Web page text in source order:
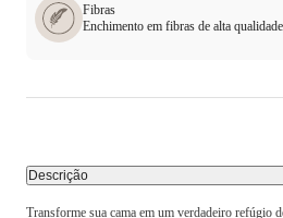
Fibras
Enchimento em fibras de alta qualidade
Descrição
Transforme sua cama em um verdadeiro refúgio